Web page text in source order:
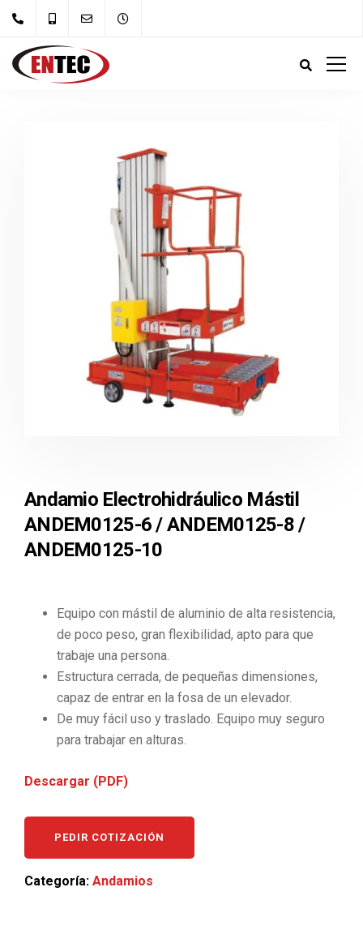
Andamio Electrohidráulico Mástil
ANDEM0125-6 / ANDEM0125-8 /
ANDEM0125-10
Equipo con mástil de aluminio de alta resistencia,
de poco peso, gran flexibilidad, apto para que
trabaje una persona.
Estructura cerrada, de pequeñas dimensiones,
capaz de entrar en la fosa de un elevador.
De muy fácil uso y traslado. Equipo muy seguro
para trabajar en alturas.
Descargar (PDF)
PEDIR COTIZACIÓN
Categoría: Andamios